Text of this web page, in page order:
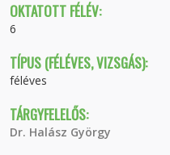
OKTATOTT FÉLÉV:
6
TÍPUS (FÉLÉVES, VIZSGÁS):
féléves
TÁRGYFELELŐS:
Dr. Halász György